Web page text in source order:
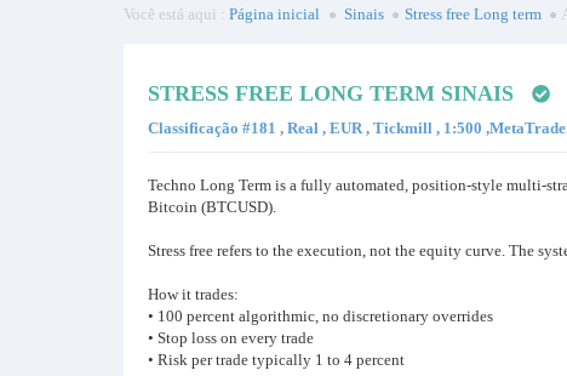
Você está aqui : Página inicial Sinais Stress free Long term
STRESS FREE LONG TERM SINAIS
Classificação #181 , Real , EUR , Tickmill , 1:500
Techno Long Term is a fully automated, position-style multi-
Bitcoin (BTCUSD).
Stress free refers to the execution, not the equity curve. The
How it trades:
• 100 percent algorithmic, no discretionary overrides
• Stop loss on every trade
• Risk per trade typically 1 to 4 percent